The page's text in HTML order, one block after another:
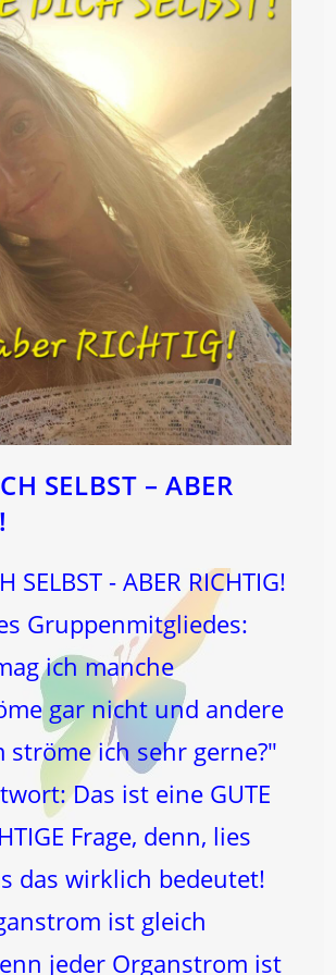
SELBST – ABER
SELBST - ABER RICHTIG!
Gruppenmitgliedes:
ich manche
gar nicht und andere
ströme ich sehr gerne?"
Das ist eine GUTE
Frage, denn, lies
das wirklich bedeutet!
ist gleich
jeder Organstrom ist